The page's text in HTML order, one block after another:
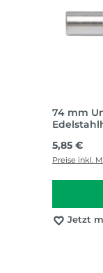
74 mm
Regulärer
5,85 €
Preise inkl.
Jetzt